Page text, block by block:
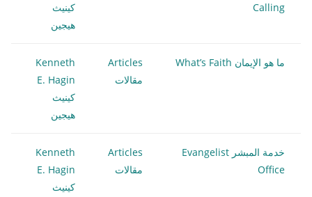
Calling
كينيث
هيجين
ما هو الإيمان What’s Faith
Articles
مقالات
Kenneth
E. Hagin
كينيث
هيجين
خدمة المبشر Evangelist
Office
Articles
مقالات
Kenneth
E. Hagin
كينيث